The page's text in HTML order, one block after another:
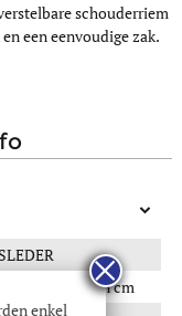
schouderriem
een eenvoudige zak.
x 10(L) x 31(H) in cm
enkel